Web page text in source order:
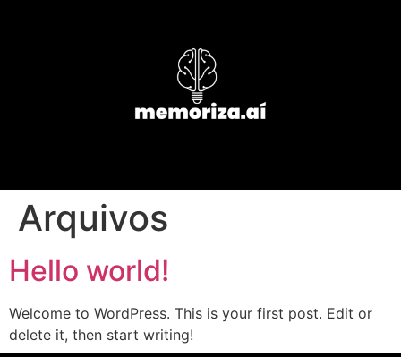
Arquivos
Hello world!
Welcome to WordPress. This is your first post. Edit or
delete it, then start writing!